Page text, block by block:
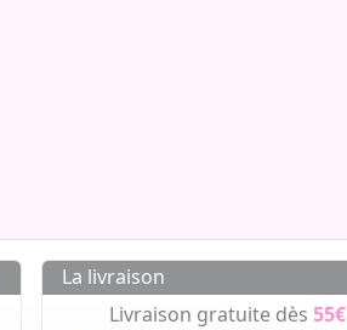
La livraison
Livraison gratuite dès55€